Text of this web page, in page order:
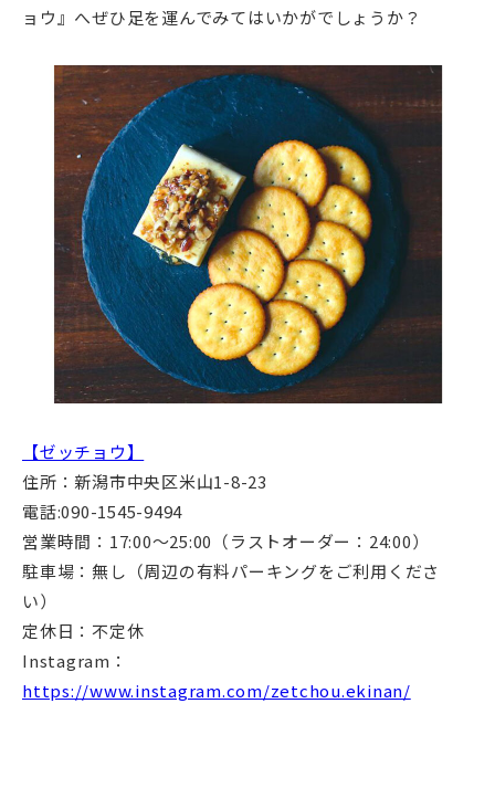
ョウ』へぜひ足を運んでみてはいかがでしょうか？
【ゼッチョウ】
住所：新潟市中央区米山1-8-23
電話:090-1545-9494
営業時間：17:00～25:00（ラストオーダー：24:00）
駐車場：無し（周辺の有料パーキングをご利用くださ
い）
定休日：不定休
Instagram：
https://www.instagram.com/zetchou.ekinan/